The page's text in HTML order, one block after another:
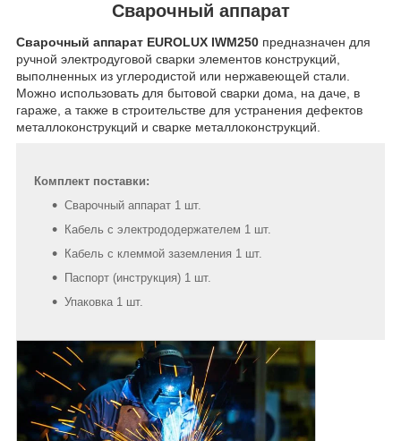
Сварочный аппарат
Сварочный аппарат EUROLUX IWM250 предназначен для
ручной электродуговой сварки элементов конструкций,
выполненных из углеродистой или нержавеющей стали.
Можно использовать для бытовой сварки дома, на даче, в
гараже, а также в строительстве для устранения дефектов
металлоконструкций и сварке металлоконструкций.
Комплект поставки:
Сварочный аппарат 1 шт.
Кабель с электрододержателем 1 шт.
Кабель с клеммой заземления 1 шт.
Паспорт (инструкция) 1 шт.
Упаковка 1 шт.